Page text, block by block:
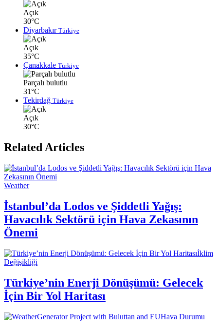
Açık
30°C
Diyarbakır Türkiye
Açık
35°C
Çanakkale Türkiye
Parçalı bulutlu
31°C
Tekirdağ Türkiye
Açık
30°C
Related Articles
Weather
İstanbul’da Lodos ve Şiddetli Yağış:
Havacılık Sektörü için Hava Zekasının
Önemi
İklim
Değişikliği
Türkiye’nin Enerji Dönüşümü: Gelecek
İçin Bir Yol Haritası
Hava Durumu